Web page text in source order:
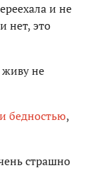
и не
нет, это
живу не
бедностью,
страшно